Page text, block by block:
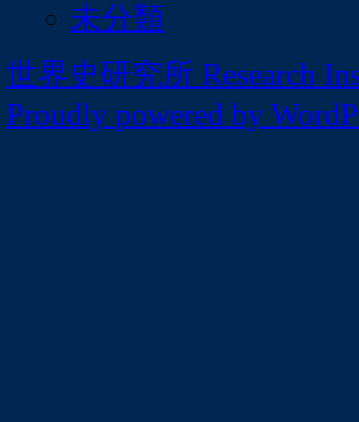
未分類
世界史研究所 Research
Proudly powered by